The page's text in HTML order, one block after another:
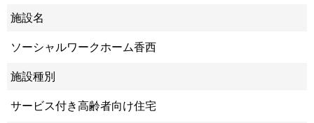
施設名
ソーシャルワークホーム香西
施設種別
サービス付き高齢者向け住宅